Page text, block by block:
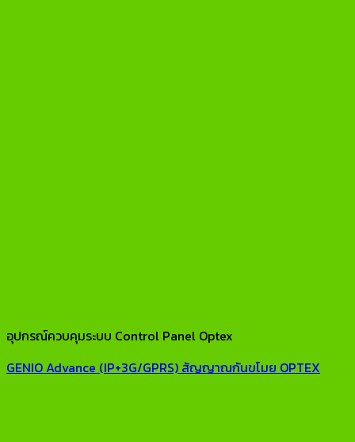
อุปกรณ์ควบคุมระบบ Control Panel Optex
GENIO Advance (IP+3G/GPRS) สัญญาณกันขโมย OPTEX